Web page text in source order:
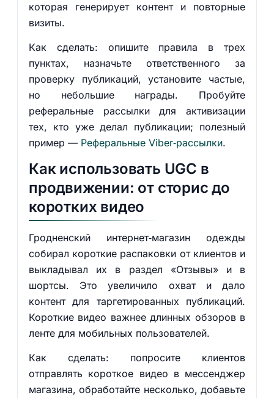
которая генерирует контент и повторные
визиты.
Как сделать: опишите правила в трех
пунктах, назначьте ответственного за
проверку публикаций, установите частые,
но небольшие награды. Пробуйте
реферальные рассылки для активизации
тех, кто уже делал публикации; полезный
пример — Реферальные Viber‑рассылки.
Как использовать UGC в
продвижении: от сторис до
коротких видео
Гродненский интернет‑магазин одежды
собирал короткие распаковки от клиентов и
выкладывал их в раздел «Отзывы» и в
шортсы. Это увеличило охват и дало
контент для таргетированных публикаций.
Короткие видео важнее длинных обзоров в
ленте для мобильных пользователей.
Как сделать: попросите клиентов
отправлять короткое видео в мессенджер
магазина, обработайте несколько, добавьте